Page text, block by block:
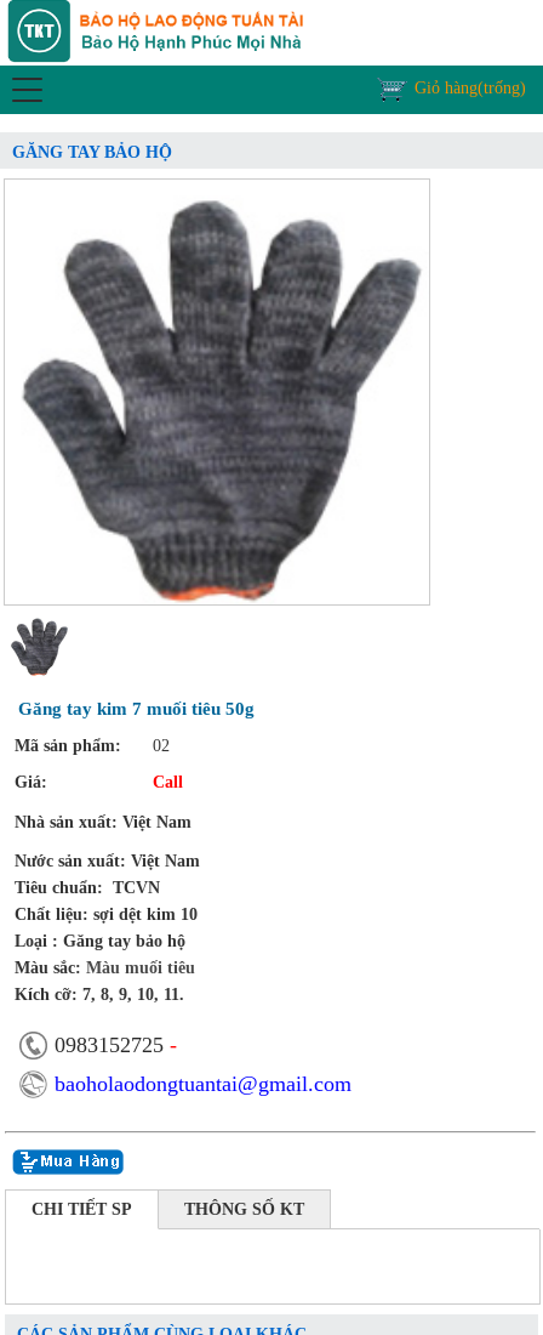
Giỏ hàng(trống)
GĂNG TAY BẢO HỘ
Găng tay kim 7 muối tiêu 50g
Mã sản phẩm:
02
Giá:
Call
Nhà sản xuất: Việt Nam
Nước sản xuất: Việt Nam
Tiêu chuẩn: TCVN
Chất liệu: sợi dệt kim 10
Loại : Găng tay bảo hộ
Màu sắc: Màu muối tiêu
Kích cỡ: 7, 8, 9, 10, 11.
0983152725 -
baoholaodongtuantai@gmail.com
CHI TIẾT SP THÔNG SỐ KT